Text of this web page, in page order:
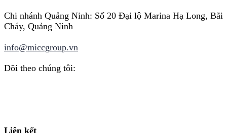
Chi nhánh Quảng Ninh: Số 20 Đại lộ Marina Hạ Long, Bãi
Cháy, Quảng Ninh
info@miccgroup.vn
Dõi theo chúng tôi:
Liên kết